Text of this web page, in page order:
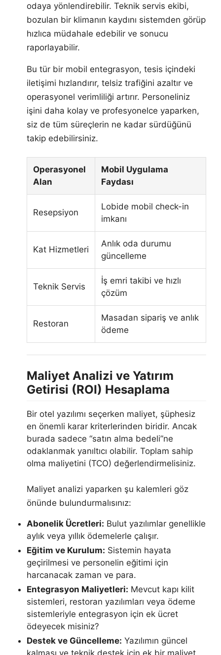
odaya yönlendirebilir. Teknik servis ekibi,
bozulan bir klimanın kaydını sistemden görüp
hızlıca müdahale edebilir ve sonucu
raporlayabilir.
Bu tür bir mobil entegrasyon, tesis içindeki
iletişimi hızlandırır, telsiz trafiğini azaltır ve
operasyonel verimliliği artırır. Personeliniz
işini daha kolay ve profesyonelce yaparken,
siz de tüm süreçlerin ne kadar sürdüğünü
takip edebilirsiniz.
Operasyonel
Alan
Mobil Uygulama
Faydası
Resepsiyon
Lobide mobil check-in
imkanı
Kat Hizmetleri
Anlık oda durumu
güncelleme
Teknik Servis
İş emri takibi ve hızlı
çözüm
Restoran
Masadan sipariş ve anlık
ödeme
Maliyet Analizi ve Yatırım
Getirisi (ROI) Hesaplama
Bir otel yazılımı seçerken maliyet, şüphesiz
en önemli karar kriterlerinden biridir. Ancak
burada sadece “satın alma bedeli”ne
odaklanmak yanıltıcı olabilir. Toplam sahip
olma maliyetini (TCO) değerlendirmelisiniz.
Maliyet analizi yaparken şu kalemleri göz
önünde bulundurmalısınız:
Abonelik Ücretleri: Bulut yazılımlar genellikle
aylık veya yıllık ödemelerle çalışır.
Eğitim ve Kurulum: Sistemin hayata
geçirilmesi ve personelin eğitimi için
harcanacak zaman ve para.
Entegrasyon Maliyetleri: Mevcut kapı kilit
sistemleri, restoran yazılımları veya ödeme
sistemleriyle entegrasyon için ek ücret
ödeyecek misiniz?
Destek ve Güncelleme: Yazılımın güncel
kalması ve teknik destek için ek bir maliyet